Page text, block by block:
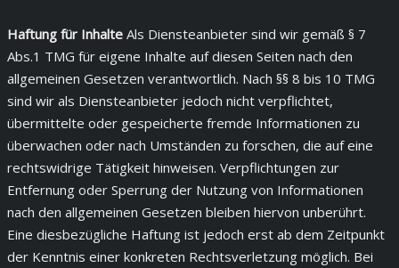
Haftung für Inhalte Als Diensteanbieter sind wir gemäß § 7
Abs.1 TMG für eigene Inhalte auf diesen Seiten nach den
allgemeinen Gesetzen verantwortlich. Nach §§ 8 bis 10 TMG
sind wir als Diensteanbieter jedoch nicht verpflichtet,
übermittelte oder gespeicherte fremde Informationen zu
überwachen oder nach Umständen zu forschen, die auf eine
rechtswidrige Tätigkeit hinweisen. Verpflichtungen zur
Entfernung oder Sperrung der Nutzung von Informationen
nach den allgemeinen Gesetzen bleiben hiervon unberührt.
Eine diesbezügliche Haftung ist jedoch erst ab dem Zeitpunkt
der Kenntnis einer konkreten Rechtsverletzung möglich. Bei